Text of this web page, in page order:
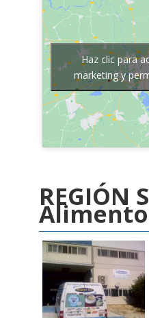
Haz clic para
marketing y
REGIÓN